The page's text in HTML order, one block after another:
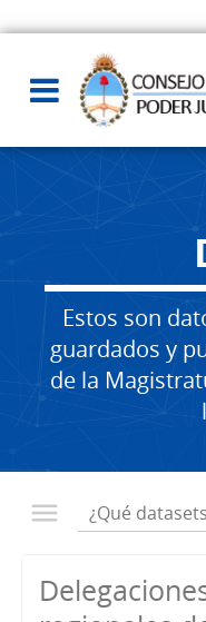
Estos son
guardados y
de la